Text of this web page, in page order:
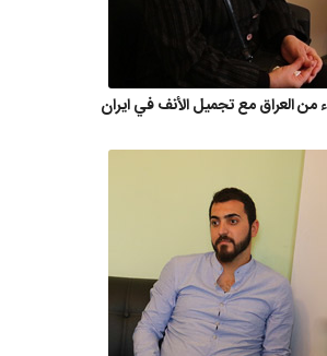
من العراق مع تجميل الأنف في ايران